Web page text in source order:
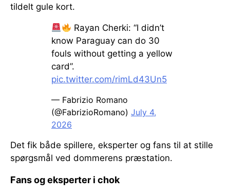
tildelt gule kort.
Rayan Cherki: “I didn’t
know Paraguay can do 30
fouls without getting a yellow
card”.
pic.twitter.com/rimLd43Un5
— Fabrizio Romano
(@FabrizioRomano) July 4,
2026
Det fik både spillere, eksperter og fans til at stille
spørgsmål ved dommerens præstation.
Fans og eksperter i chok